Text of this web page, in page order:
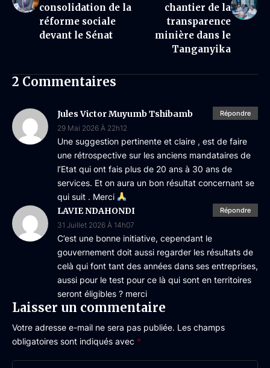
consolidation de la
réforme sociale
devant le Sénat
chantier de la
transparence
minière dans le
Tanganyika
2 Commentaires
Jules Victor Muyumb Tshibamb
29 Mai 2026 À 22h12
Une suggestion pertinente et claire , est de faire
une rétrospective sur les anciens mandataires de
l’Etat qui ont fais plus de 20 ans à 30 ans de
services. Et on aura un bon résultat concernant se
qui suit . Merci
Répondre
LAVIE NDAHONDI
31 Juillet 2026 À 14h07
C’est une bonne initiative, cependant le
gouvernement doit aussi regarder les résultats de
celà qui font tant des années dans ses entreprises,
aussi pour le test pour ce là qui sont en territoires
seront éligibles ? merci
Répondre
Laisser un commentaire
Votre adresse e-mail ne sera pas publiée. Les champs
obligatoires sont indiqués avec *